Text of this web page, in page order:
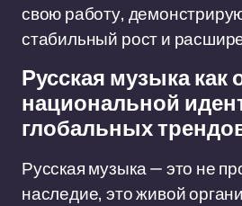
свою работу,
стабильный рост и
Русская музыка как
национальной
глобальных
Русская музыка — это не
наследие, это живой